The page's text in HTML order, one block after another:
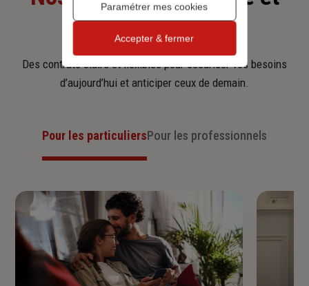
d'épargne
Des contrats clairs et flexibles pour sécuriser vos besoins
d’aujourd’hui et anticiper ceux de demain.
Pour les particuliersPour les professionnels
Paramétrer mes cookies
Accepter & fermer